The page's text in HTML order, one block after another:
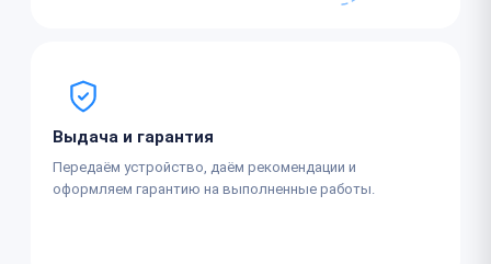
Выдача и гарантия
Передаём устройство, даём рекомендации и
оформляем гарантию на выполненные работы.